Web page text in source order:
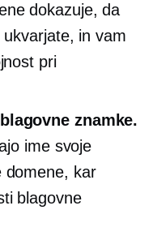
dokazuje, da
in vam
pri
znamke.
ime svoje
domene, kar
blagovne